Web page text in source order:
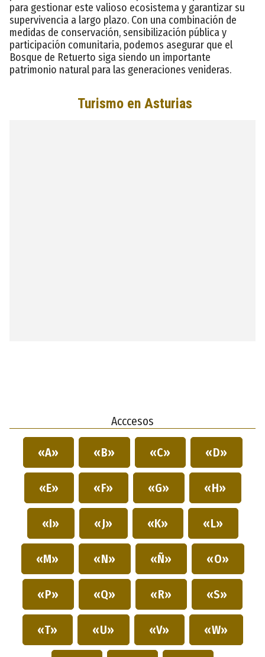
para gestionar este valioso ecosistema y garantizar su
supervivencia a largo plazo. Con una combinación de
medidas de conservación, sensibilización pública y
participación comunitaria, podemos asegurar que el
Bosque de Retuerto siga siendo un importante
patrimonio natural para las generaciones venideras.
Acccesos
«A» «B» «C» «D»
«E» «F» «G» «H»
«I» «J» «K» «L»
«M» «N» «Ñ» «O»
«P» «Q» «R» «S»
«T» «U» «V» «W»